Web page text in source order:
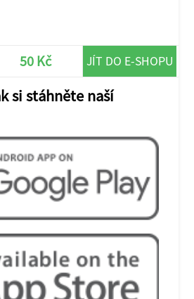
50 Kč JÍT DO E-SHOPU
si stáhněte naší